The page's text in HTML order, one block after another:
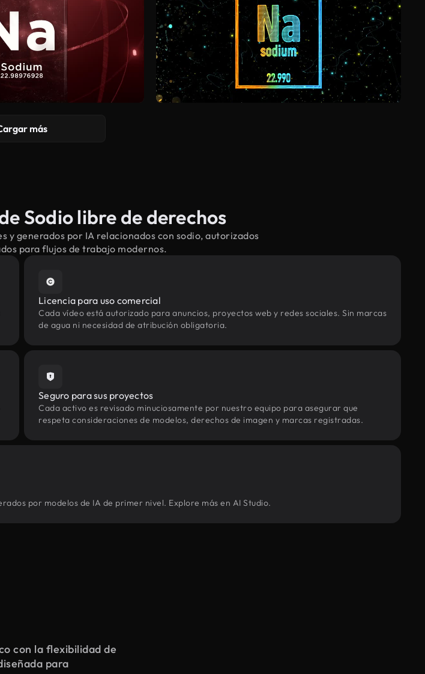
más
Sodio libre de derechos
y generados por IA relacionados con sodio, autorizados
para flujos de trabajo modernos.
Licencia para uso comercial
Cada vídeo está autorizado para anuncios, proyectos web y redes sociales. Sin marcas
de agua ni necesidad de atribución obligatoria.
Seguro para sus proyectos
Cada activo es revisado minuciosamente por nuestro equipo para asegurar que
respeta consideraciones de modelos, derechos de imagen y marcas registradas.
por modelos de IA de primer nivel. Explore más en AI Studio.
con la flexibilidad de
para